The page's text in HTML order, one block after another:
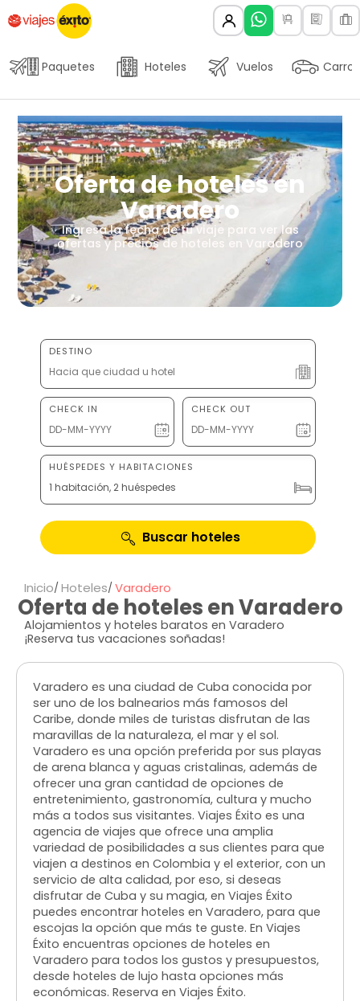
Paquetes Hoteles Vuelos Carros
Oferta de hoteles en
Varadero
Ingresa la fecha de tu viaje para ver las
ofertas y precios de hoteles en Varadero
DESTINO
CHECK IN CHECK OUT
HUÉSPEDES Y HABITACIONES
1 habitación, 2 huéspedes
Buscar hoteles
Inicio Hoteles Varadero
Oferta de hoteles en Varadero
Alojamientos y hoteles baratos en Varadero
¡Reserva tus vacaciones soñadas!
Varadero es una ciudad de Cuba conocida por
ser uno de los balnearios más famosos del
Caribe, donde miles de turistas disfrutan de las
maravillas de la naturaleza, el mar y el sol.
Varadero es una opción preferida por sus playas
de arena blanca y aguas cristalinas, además de
ofrecer una gran cantidad de opciones de
entretenimiento, gastronomía, cultura y mucho
más a todos sus visitantes. Viajes Éxito es una
agencia de viajes que ofrece una amplia
variedad de posibilidades a sus clientes para que
viajen a destinos en Colombia y el exterior, con un
servicio de alta calidad, por eso, si deseas
disfrutar de Cuba y su magia, en Viajes Éxito
puedes encontrar hoteles en Varadero, para que
escojas la opción que más te guste. En Viajes
Éxito encuentras opciones de hoteles en
Varadero para todos los gustos y presupuestos,
desde hoteles de lujo hasta opciones más
económicas. Reserva en Viajes Éxito.